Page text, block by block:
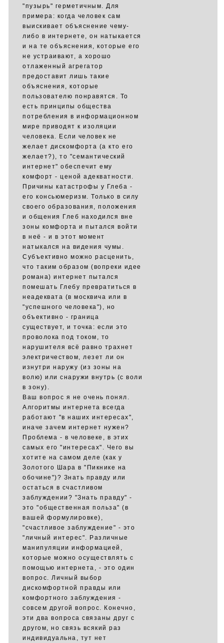
"пузырь" герметичным. Для
примера: когда человек сам
выискивает объяснение чему-
либо в интернете, он натыкается
и на те объяснения, которые его
не устраивают, а хорошо
отлаженный агрегатор
предоставит лишь такие
объяснения, которые
пользователю понравятся. То
есть принципы общества
потребления в информационном
мире приводят к изоляции
человека. Если человек не
желает дискомфорта (а кто его
желает?), то "семантический
интернет" обеспечит ему
комфорт - ценой адекватности.
Причины катастрофы у Глеба -
его консьюмеризм. Только в силу
своего образования, положения
и общения Глеб находился вне
зоны комфорта и пытался войти
в неё - и в этот момент
натыкался на видения чумы.
Субъективно можно расценить,
что таким образом (вопреки идее
романа) интернет пытался
помешать Глебу превратиться в
неадеквата (в москвича или в
"успешного человека"), но
объективно - граница
существует, и точка: если это
проволока под током, то
нарушителя всё равно трахнет
электричеством, лезет ли он
изнутри наружу (из зоны на
волю) или снаружи внутрь (с воли
в зону).
Ваш вопрос я не очень понял.
Алгоритмы интернета всегда
работают "в наших интересах",
иначе зачем интернет нужен?
Проблема - в человеке, в этих
самых его "интересах". Чего вы
хотите на самом деле (как у
Золотого Шара в "Пикнике на
обочине")? Знать правду или
остаться в счастливом
заблуждении? "Знать правду" -
это "общественная польза" (в
вашей формулировке),
"счастливое заблуждение" - это
"личный интерес". Различные
манипуляции информацией,
которые можно осуществлять с
помощью интернета, - это один
вопрос. Личный выбор
дискомфортной правды или
комфортного заблуждения -
совсем другой вопрос. Конечно,
эти два вопроса связаны друг с
другом, но связь всякий раз
индивидуальна, тут нет